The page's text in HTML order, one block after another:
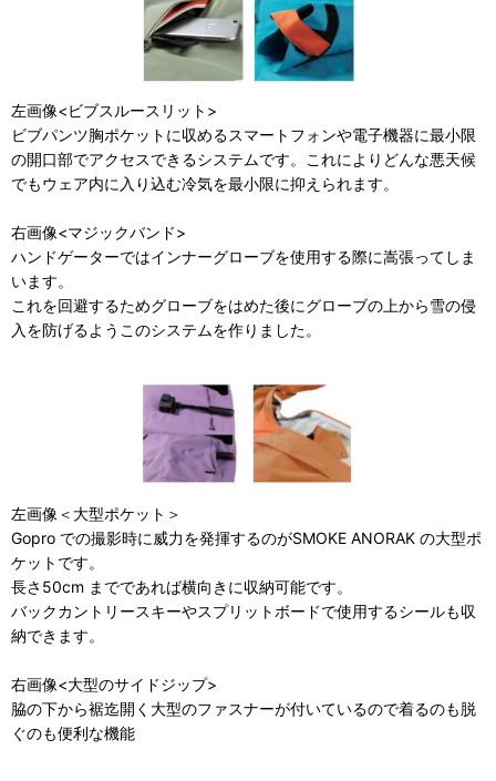
左画像<ビブスルースリット>
ビブパンツ胸ポケットに収めるスマートフォンや電子機器に最小限
の開口部でアクセスできるシステムです。これによりどんな悪天候
でもウェア内に入り込む冷気を最小限に抑えられます。
右画像<マジックバンド>
ハンドゲーターではインナーグローブを使用する際に嵩張ってしま
います。
これを回避するためグローブをはめた後にグローブの上から雪の侵
入を防げるようこのシステムを作りました。
左画像＜大型ポケット＞
Gopro での撮影時に威力を発揮するのがSMOKE ANORAK の大型ポ
ケットです。
長さ50cm までであれば横向きに収納可能です。
バックカントリースキーやスプリットボードで使用するシールも収
納できます。
右画像<大型のサイドジップ>
脇の下から裾迄開く大型のファスナーが付いているので着るのも脱
ぐのも便利な機能